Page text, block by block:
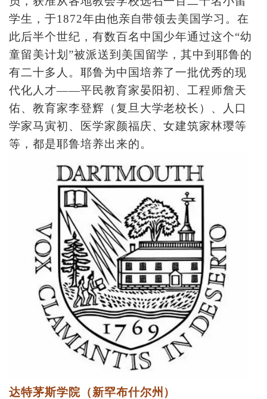
学生，于1872年由他亲自带领去美国学习。在
此后半个世纪，有数百名中国少年通过这个“幼
童留美计划”被派送到美国留学，其中到耶鲁的
有二十多人。耶鲁为中国培养了一批优秀的现
代化人才——平民教育家晏阳初、工程师詹天
佑、教育家李登辉（复旦大学老校长）、人口
学家马寅初、医学家颜福庆、女建筑家林璎等
等，都是耶鲁培养出来的。
达特茅斯学院（新罕布什尔州）